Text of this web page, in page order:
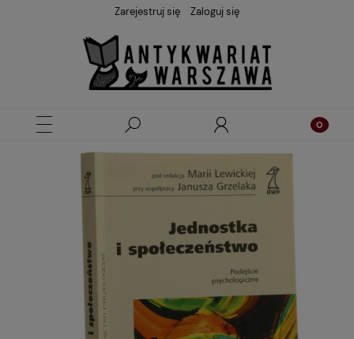
Zarejestruj się Zaloguj się